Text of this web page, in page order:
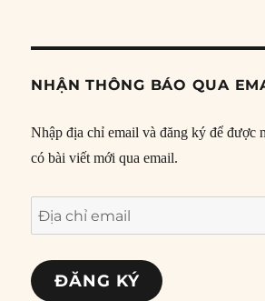
NHẬN THÔNG BÁO QUA
Nhập địa chỉ email và đăng ký để được
có bài viết mới qua email.
Địa
chỉ
email
ĐĂNG KÝ